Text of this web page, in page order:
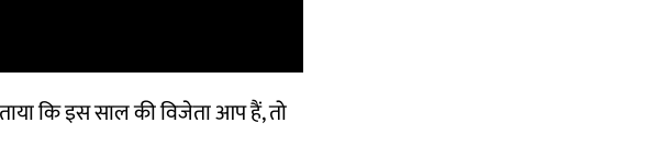
कि इस साल की विजेता आप हैं, तो